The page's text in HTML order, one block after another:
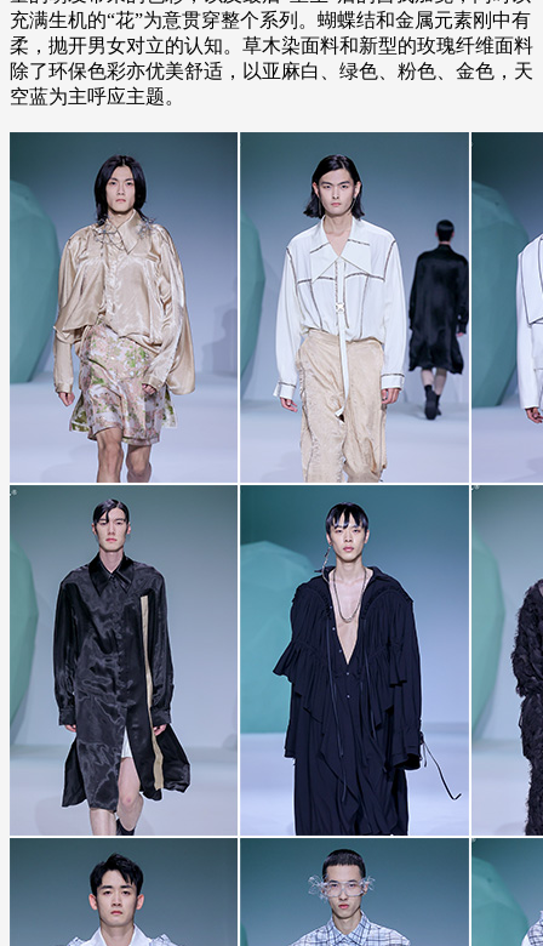
充满生机的“花”为意贯穿整个系列。蝴蝶结和金属元素刚中有
柔，抛开男女对立的认知。草木染面料和新型的玫瑰纤维面料
除了环保色彩亦优美舒适，以亚麻白、绿色、粉色、金色，天
空蓝为主呼应主题。